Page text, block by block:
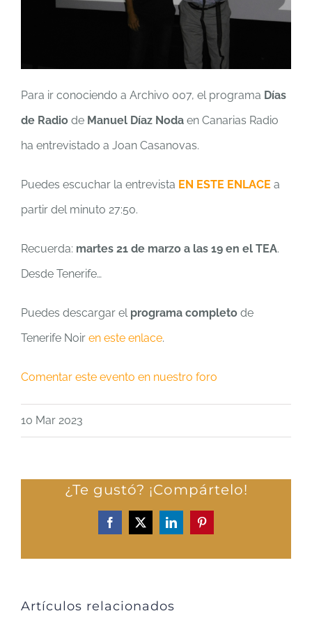
Para ir conociendo a Archivo 007, el programa Días
de Radio de Manuel Díaz Noda en Canarias Radio
ha entrevistado a Joan Casanovas.
Puedes escuchar la entrevista EN ESTE ENLACE a
partir del minuto 27:50.
Recuerda: martes 21 de marzo a las 19 en el TEA.
Desde Tenerife…
Puedes descargar el programa completo de
Tenerife Noir en este enlace.
Comentar este evento en nuestro foro
10 Mar 2023
¿Te gustó? ¡Compártelo!
Facebook
X LinkedInPinterest
Artículos relacionados